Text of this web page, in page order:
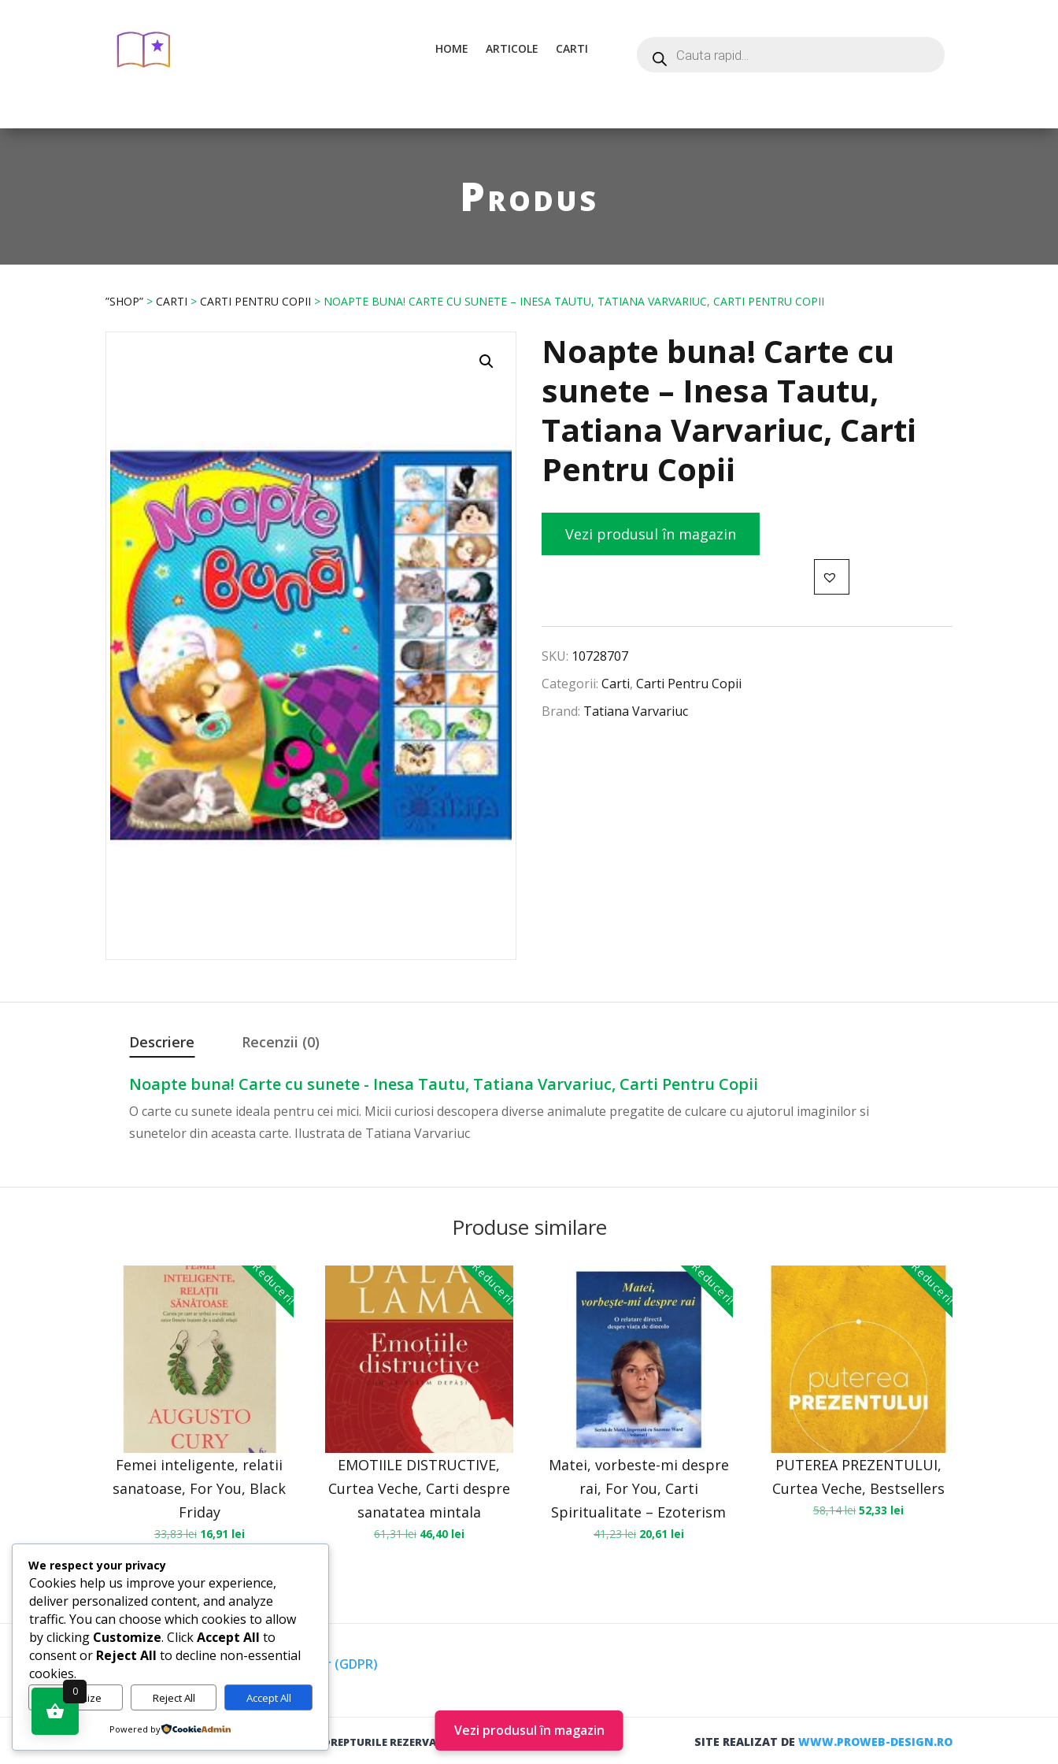
HOME ARTICOLE CARTI
Produs
”SHOP” >CARTI >CARTI PENTRU COPII > NOAPTE BUNA! CARTE CU SUNETE – INESA TAUTU, TATIANA VARVARIUC, CARTI PENTRU COPII
Noapte buna! Carte cu
sunete – Inesa Tautu,
Tatiana Varvariuc, Carti
Pentru Copii
Vezi produsul în magazin
SKU: 10728707
Categorii:Carti,Carti Pentru Copii
Brand: Tatiana Varvariuc
Descriere Recenzii (0)
Noapte buna! Carte cu sunete - Inesa Tautu, Tatiana Varvariuc, Carti Pentru Copii
O carte cu sunete ideala pentru cei mici. Micii curiosi descopera diverse animalute pregatite de culcare cu ajutorul imaginilor si
sunetelor din aceasta carte. Ilustrata de Tatiana Varvariuc
Produse similare
Reduceri!
Femei inteligente, relatii
sanatoase, For You, Black
Friday
33,83lei 16,91 lei
Reduceri!
EMOTIILE DISTRUCTIVE,
Curtea Veche, Carti despre
sanatatea mintala
61,31lei 46,40 lei
Reduceri!
Matei, vorbeste-mi despre
rai, For You, Carti
Spiritualitate – Ezoterism
41,23lei 20,61 lei
Reduceri!
PUTEREA PREZENTULUI,
Curtea Veche, Bestsellers
58,14lei 52,33 lei
Termeni, Condiții & Protecția Datelor (GDPR)
WWW.RECENZII-CARTI.RO ©2026 TOATE DREPTURILE REZERVATE SITE REALIZAT DE WWW.PROWEB-DESIGN.RO
We respect your privacy
Cookies help us improve your experience,
deliver personalized content, and analyze
traffic. You can choose which cookies to allow
by clicking Customize. ClickAccept All to
consent or Reject All to decline non-essential
cookies.
Customize Reject All Accept All
Powered by
0
Vezi produsul în magazin